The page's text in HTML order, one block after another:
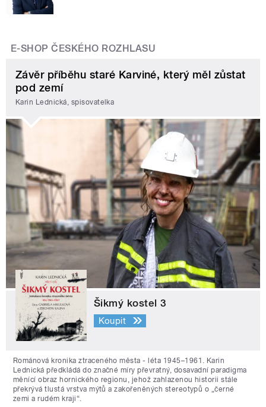
E-SHOP ČESKÉHO ROZHLASU
Závěr příběhu staré Karviné, který měl zůstat
pod zemí
Karin Lednická, spisovatelka
Šikmý kostel 3
Koupit
Románová kronika ztraceného města - léta 1945–1961. Karin
Lednická předkládá do značné míry převratný, dosavadní paradigma
měnící obraz hornického regionu, jehož zahlazenou historii stále
překrývá tlustá vrstva mýtů a zakořeněných stereotypů o „černé
zemi a rudém kraji“.